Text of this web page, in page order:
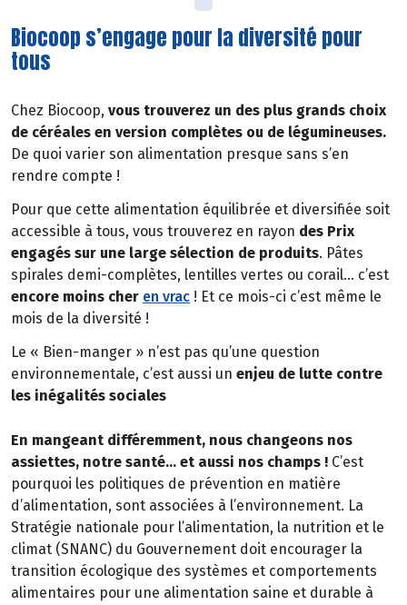
Biocoop s’engage pour la diversité pour
tous
Chez Biocoop, vous trouverez un des plus grands choix
de céréales en version complètes ou de légumineuses.
De quoi varier son alimentation presque sans s’en
rendre compte !
Pour que cette alimentation équilibrée et diversifiée soit
accessible à tous, vous trouverez en rayon des Prix
engagés sur une large sélection de produits. Pâtes
spirales demi-complètes, lentilles vertes ou corail… c’est
encore moins cher en vrac ! Et ce mois-ci c’est même le
mois de la diversité !
Le « Bien-manger » n’est pas qu’une question
environnementale, c’est aussi un enjeu de lutte contre
les inégalités sociales
En mangeant différemment, nous changeons nos
assiettes, notre santé… et aussi nos champs ! C’est
pourquoi les politiques de prévention en matière
d’alimentation, sont associées à l’environnement. La
Stratégie nationale pour l’alimentation, la nutrition et le
climat (SNANC) du Gouvernement doit encourager la
transition écologique des systèmes et comportements
alimentaires pour une alimentation saine et durable à